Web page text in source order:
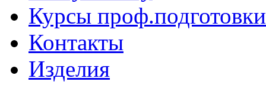
Курсы проф.подготовки
Контакты
Изделия